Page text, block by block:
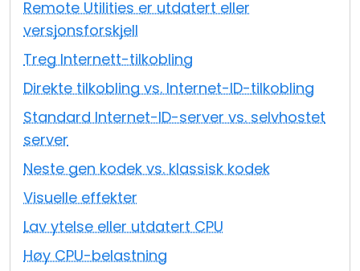
Remote Utilities er utdatert eller
versjonsforskjell
Treg Internett-tilkobling
Direkte tilkobling vs. Internet-ID-tilkobling
Standard Internet-ID-server vs. selvhostet
server
Neste gen kodek vs. klassisk kodek
Visuelle effekter
Lav ytelse eller utdatert CPU
Høy CPU-belastning
Sky- og lokal installasjon